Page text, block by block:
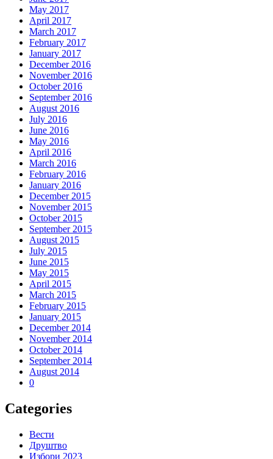
May 2017
April 2017
March 2017
February 2017
January 2017
December 2016
November 2016
October 2016
September 2016
August 2016
July 2016
June 2016
May 2016
April 2016
March 2016
February 2016
January 2016
December 2015
November 2015
October 2015
September 2015
August 2015
July 2015
June 2015
May 2015
April 2015
March 2015
February 2015
January 2015
December 2014
November 2014
October 2014
September 2014
August 2014
0
Categories
Вести
Друштво
Избори 2023